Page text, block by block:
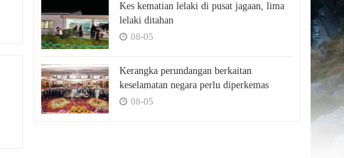
Kes kematian lelaki di pusat jagaan, lima
lelaki ditahan
08-05
Kerangka perundangan berkaitan
keselamatan negara perlu diperkemas
08-05